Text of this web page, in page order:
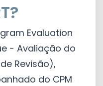
Evaluation
- Avaliação do
Revisão),
do CPM